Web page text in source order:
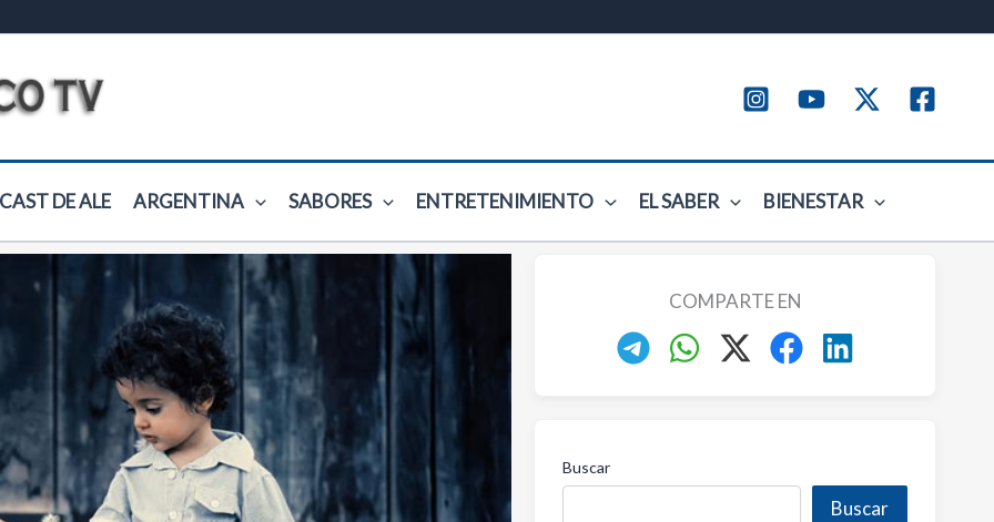
DE ALE ARGENTINA SABORES ENTRETENIMIENTO EL SABER BIENESTAR
COMPARTE EN
Buscar
Buscar